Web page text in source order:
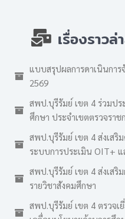
เรื่องราวล่
แบบสรุปผลการดาเนินกา
2569
สพป.บุรีรัมย์ เขต 4 ร่วมป
ศึกษา ประจำเขตตรวจราช
สพป.บุรีรัมย์ เขต 4 ส่งเสริ
ระบบการประเมิน OIT+ แ
สพป.บุรีรัมย์ เขต 4 ส่งเสริ
รายวิชาสังคมศึกษา
สพป.บุรีรัมย์ เขต 4 ตรวจเ